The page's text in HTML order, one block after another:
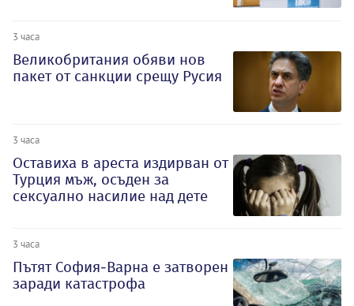
3 часа
Великобритания обяви нов
пакет от санкции срещу Русия
3 часа
Оставиха в ареста издирван от
Турция мъж, осъден за
сексуално насилие над дете
3 часа
Пътят София-Варна е затворен
заради катастрофа